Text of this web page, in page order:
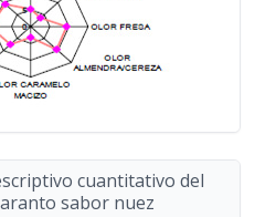
cuantitativo del
sabor nuez